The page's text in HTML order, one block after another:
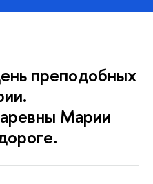
преподобных
Марии